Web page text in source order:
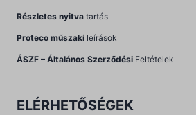
Részletes nyitva tartás
Proteco műszaki leírások
ÁSZF – Általános Szerződési Feltételek
ELÉRHETŐSÉGEK